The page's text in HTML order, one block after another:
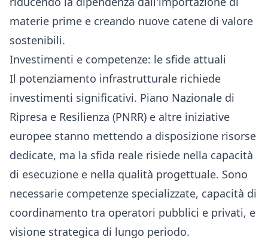
materie prime e creando nuove catene di valore
sostenibili.
Investimenti e competenze: le sfide attuali
Il potenziamento infrastrutturale richiede
investimenti significativi. Piano Nazionale di
Ripresa e Resilienza (PNRR) e altre iniziative
europee stanno mettendo a disposizione risorse
dedicate, ma la sfida reale risiede nella capacità
di esecuzione e nella qualità progettuale. Sono
necessarie competenze specializzate, capacità di
coordinamento tra operatori pubblici e privati, e
visione strategica di lungo periodo.